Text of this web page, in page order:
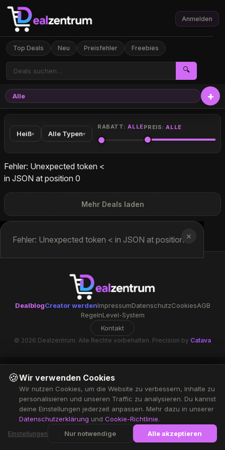
Top Deals Neu Preisfehler Freebies
🔍
Anmelden
Alle
Heiß▾ Alle Typen▾
RABATT:ALLEPREIS:ALLE
Fehler: Unexpected token <
in JSON at position 0
Mehr Deals laden
✕
Fehler: Unexpected token < in JSON at position 0
DealblogCreator werdenImpressumDatenschutzCookiesAGB
RegelnLevel-System
Kontakt
© 2026 Dealzentrum. Alle Rechte vorbehalten. Precision by Catava
🍪Wir verwenden Cookies
Wir nutzen Cookies, um die Website zu verbessern, Inhalte zu
personalisieren und unseren Traffic zu analysieren. Du kannst
deine Einstellungen jederzeit anpassen. Mehr dazu in unserer
Datenschutzerklärung und Cookie-Richtlinie.
Einstellungen Nur notwendige Alle akzeptieren